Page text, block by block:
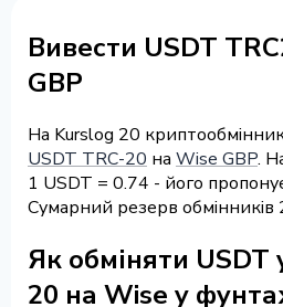
Вивести USDT
GBP
На Kurslog 20
USDT TRC-20 на Wise GBP.
1 USDT = 0.74 - його
Сумарний резерв
Як обміняти USDT
20 на Wise у